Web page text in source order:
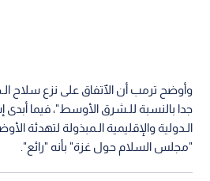
وأوضح ترمب أن الٱتفاق على نزع سلاح
جدا بالنسبة للـشرق الأوسط"، فيما
الـدولية والإقليمية الـمبذولة لتهدئة
"مجلس السلام حول غزة" بأنه "رائع".